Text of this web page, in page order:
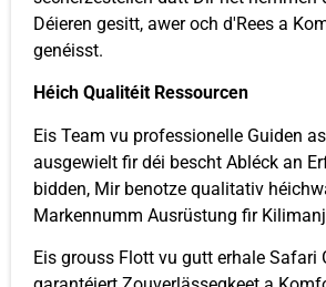
Déieren gesitt, awer och d'Rees a
genéisst.
Héich Qualitéit Ressourcen
Eis Team vu professionelle Guiden
ausgewielt fir déi bescht Abléck an
bidden, Mir benotze qualitativ
Markennumm Ausrüstung fir
Eis grouss Flott vu gutt erhale Safari